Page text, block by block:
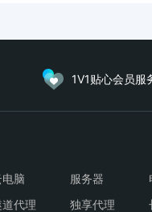
1V1贴心会员服
脑 服务器
道代理 独享代理